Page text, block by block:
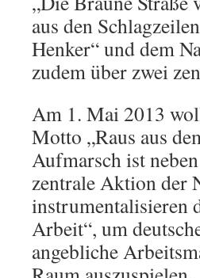
aus den
Henker“ und dem
zudem über zwei
Am 1. Mai 2013
Motto „Raus aus
Aufmarsch ist
zentrale Aktion der
instrumentalisieren
Arbeit“, um
angebliche